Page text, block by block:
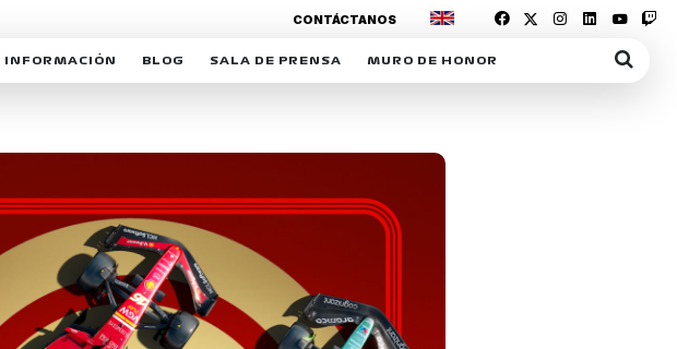
INFORMACIÓN
REFORESTEMOS JUNTOS
MOTORSPORT ACADEMY
VOLUNTARIOS
EXPOSICIÓN FOTOGRÁFICA
BLOG
INTERACTIVOS
SALA DE PRENSA MURO DE HONOR
CONTÁCTANOS